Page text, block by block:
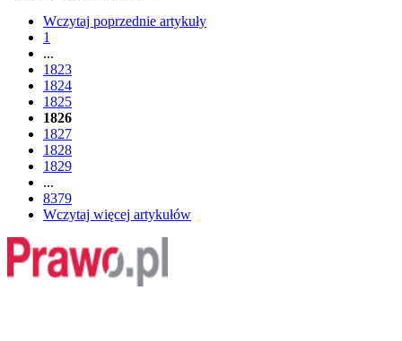
Wczytaj poprzednie artykuły
1
...
1823
1824
1825
1826
1827
1828
1829
...
8379
Wczytaj więcej artykułów